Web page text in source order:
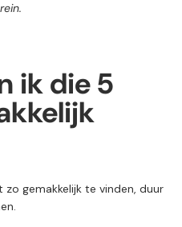
ik die 5
gemakkelijk te vinden, duur